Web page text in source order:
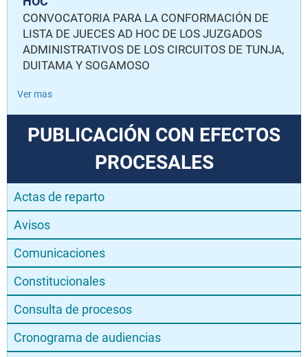
CONVOCATORIA PARA LA CONFORMACIÓN DE
LISTA DE JUECES AD HOC DE LOS JUZGADOS
ADMINISTRATIVOS DE LOS CIRCUITOS DE TUNJA,
DUITAMA Y SOGAMOSO
Ver mas
PUBLICACIÓN CON EFECTOS
PROCESALES
Actas de reparto
Avisos
Comunicaciones
Constitucionales
Consulta de procesos
Cronograma de audiencias